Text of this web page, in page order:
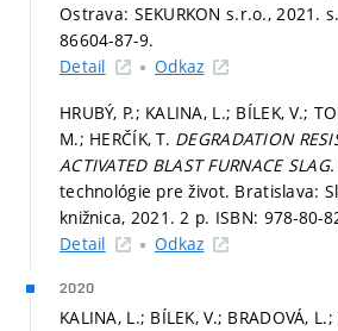
Ostrava: SEKURKON s.r.o., 2021.
86604-87-9.
Detail
Odkaz
HRUBÝ, P.; KALINA, L.; BÍLEK, V.;
M.; HERČÍK, T. DEGRADATION
ACTIVATED BLAST FURNACE
technológie pre život. Bratislava:
knižnica, 2021. 2 p. ISBN: 978-80-
Detail
Odkaz
2020
KALINA, L.; BÍLEK, V.; BRADOVÁ,